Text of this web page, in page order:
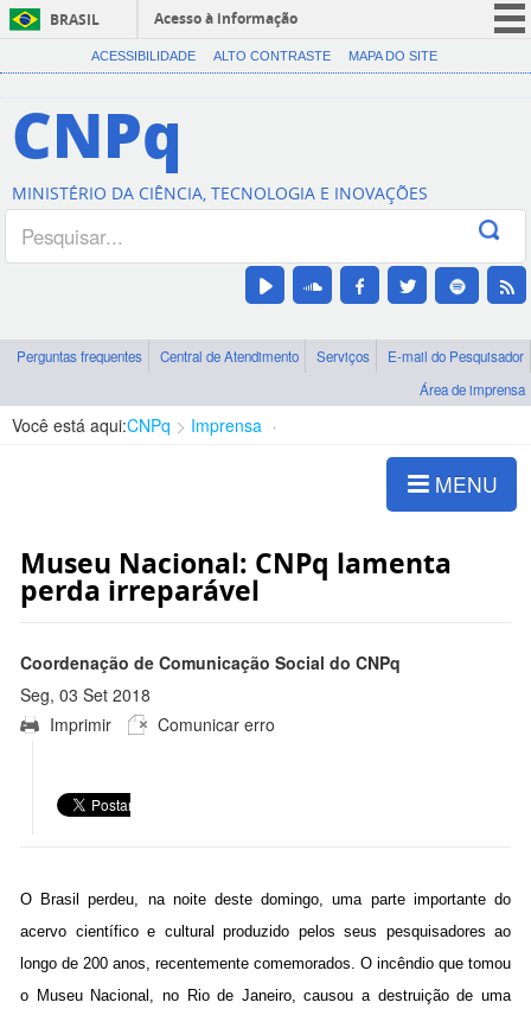
BRASIL
Acesso à informação
CORONAVÍRUS (COVID-19)
Canais
ACESSIBILIDADE ALTO CONTRASTE MAPA DO SITE
CNPq
MINISTÉRIO DA CIÊNCIA, TECNOLOGIA E INOVAÇÕES
Perguntas frequentes Central de Atendimento Serviços
E-mail do Pesquisador
Área de imprensa
Você está aqui:CNPq Imprensa
MENU
Museu Nacional: CNPq lamenta
perda irreparável
Coordenação de Comunicação Social do CNPq
Seg, 03 Set 2018
10:07:00 -0300
Imprimir Comunicar erro
O Brasil perdeu, na noite deste domingo, uma parte importante do
acervo científico e cultural produzido pelos seus pesquisadores ao
longo de 200 anos, recentemente comemorados. O incêndio que tomou
o Museu Nacional, no Rio de Janeiro, causou a destruição de uma